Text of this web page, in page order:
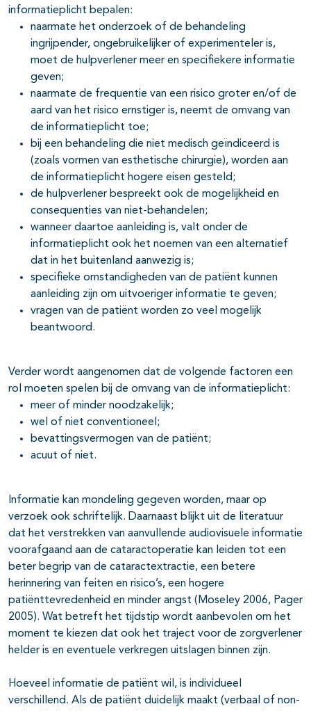
informatieplicht bepalen:
naarmate het onderzoek of de behandeling
ingrijpender, ongebruikelijker of experimenteler is,
moet de hulpverlener meer en specifiekere informatie
geven;
naarmate de frequentie van een risico groter en/of de
aard van het risico ernstiger is, neemt de omvang van
de informatieplicht toe;
bij een behandeling die niet medisch geïndiceerd is
(zoals vormen van esthetische chirurgie), worden aan
de informatieplicht hogere eisen gesteld;
de hulpverlener bespreekt ook de mogelijkheid en
consequenties van niet-behandelen;
wanneer daartoe aanleiding is, valt onder de
informatieplicht ook het noemen van een alternatief
dat in het buitenland aanwezig is;
specifieke omstandigheden van de patiënt kunnen
aanleiding zijn om uitvoeriger informatie te geven;
vragen van de patiënt worden zo veel mogelijk
beantwoord.
Verder wordt aangenomen dat de volgende factoren een
rol moeten spelen bij de omvang van de informatieplicht:
meer of minder noodzakelijk;
wel of niet conventioneel;
bevattingsvermogen van de patiënt;
acuut of niet.
Informatie kan mondeling gegeven worden, maar op
verzoek ook schriftelijk. Daarnaast blijkt uit de literatuur
dat het verstrekken van aanvullende audiovisuele informatie
voorafgaand aan de cataractoperatie kan leiden tot een
beter begrip van de cataractextractie, een betere
herinnering van feiten en risico’s, een hogere
patiënttevredenheid en minder angst (Moseley 2006, Pager
2005). Wat betreft het tijdstip wordt aanbevolen om het
moment te kiezen dat ook het traject voor de zorgverlener
helder is en eventuele verkregen uitslagen binnen zijn.
Hoeveel informatie de patiënt wil, is individueel
verschillend. Als de patiënt duidelijk maakt (verbaal of non-